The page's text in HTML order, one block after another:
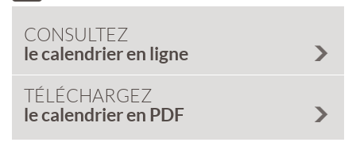
CONSULTEZ
le calendrier en ligne
TÉLÉCHARGEZ
le calendrier en PDF